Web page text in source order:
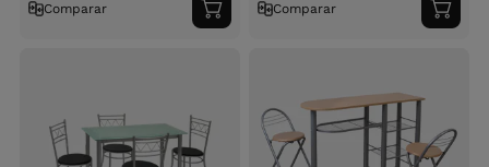
Comparar
Adicionar
ao
Comparar
ao